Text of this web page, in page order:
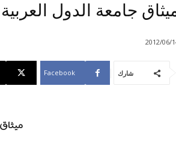
جامعة الدول العربية
2012/06/
شارك Facebook